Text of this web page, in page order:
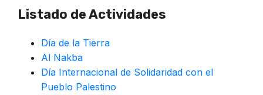
Listado de Actividades
Día de la Tierra
Al Nakba
Día Internacional de Solidaridad con el
Pueblo Palestino